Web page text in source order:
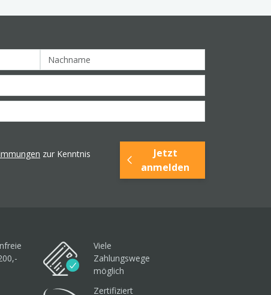
zur Kenntnis
Jetzt
anmelden
Viele
Zahlungswege
möglich
Zertifiziert